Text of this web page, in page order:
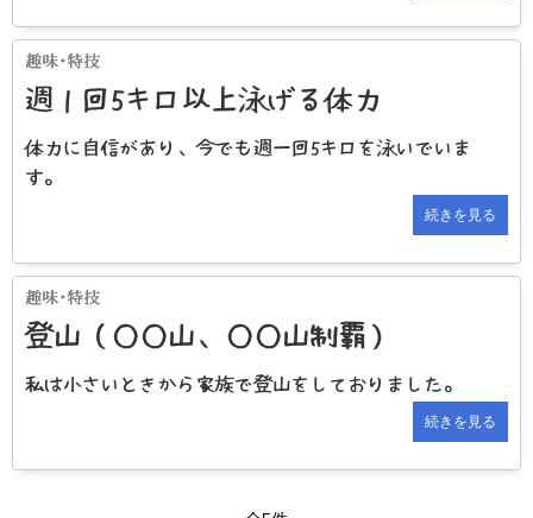
週１回5キロ以上泳げる体力
体力に自信があり、今でも週一回5キロを泳いでいま
す。
続きを見る
登山（○○山、○○山制覇）
私は小さいときから家族で登山をしておりました。
続きを見る